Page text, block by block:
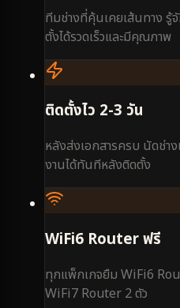
ทีมช่างที่คุ้นเคยเส้นทาง
ตั้งได้รวดเร็วและมีคุณภาพ
ติดตั้งไว 2-3 วัน
หลังส่งเอกสารครบ นัดช่าง
งานได้ทันทีหลังติดตั้ง
WiFi6 Router ฟรี
ทุกแพ็กเกจยืม WiFi6
WiFi7 Router 2 ตัว